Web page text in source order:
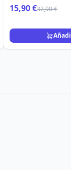
15,90 €32,90 €